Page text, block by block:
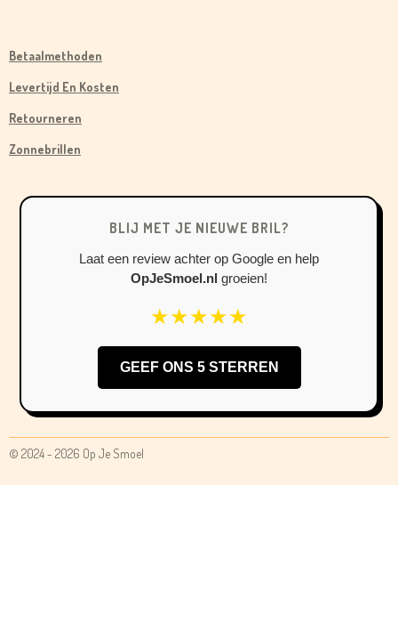
E
B
O
O
T
A
M
Betaalmethoden
Levertijd En Kosten
Retourneren
Zonnebrillen
BLIJ MET JE NIEUWE BRIL?
Laat een review achter op Google en help
OpJeSmoel.nl groeien!
★★★★★
GEEF ONS 5 STERREN
© 2024 - 2026 Op Je Smoel